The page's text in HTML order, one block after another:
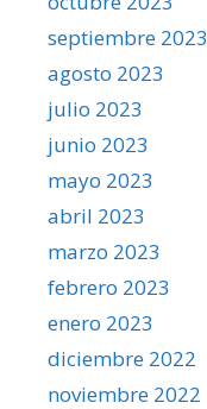
septiembre 2023
agosto 2023
julio 2023
junio 2023
mayo 2023
abril 2023
marzo 2023
febrero 2023
enero 2023
diciembre 2022
noviembre 2022